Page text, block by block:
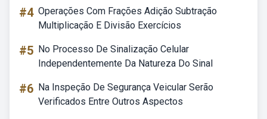
#4 Operações Com Frações Adição Subtração
Multiplicação E Divisão Exercícios
#5 No Processo De Sinalização Celular
Independentemente Da Natureza Do Sinal
#6 Na Inspeção De Segurança Veicular Serão
Verificados Entre Outros Aspectos